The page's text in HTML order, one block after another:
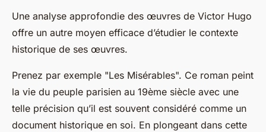
Une analyse approfondie des œuvres de Victor Hugo
offre un autre moyen efficace d’étudier le contexte
historique de ses œuvres.
Prenez par exemple "Les Misérables". Ce roman peint
la vie du peuple parisien au 19ème siècle avec une
telle précision qu’il est souvent considéré comme un
document historique en soi. En plongeant dans cette